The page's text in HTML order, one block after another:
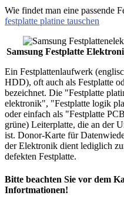
Wie findet man eine passende
festplatte platine tauschen
Samsung Festplatte
Ein Festplattenlaufwerk
HDD), oft auch als Festplatte
bezeichnet. Die "Festplatte
elektronik", "Festplatte logik
oder einfach als "Festplatte
grüne) Leiterplatte, die an der
ist. Donor-Karte für
der Elektronik dient lediglich
defekten Festplatte.
Bitte beachten Sie vor dem
Infortmationen!